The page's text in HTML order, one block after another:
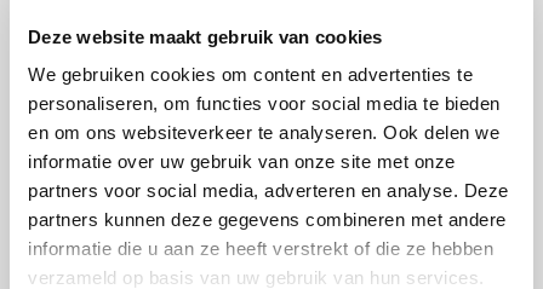
Deze website maakt gebruik van cookies
We gebruiken cookies om content en advertenties te
personaliseren, om functies voor social media te bieden
en om ons websiteverkeer te analyseren. Ook delen we
informatie over uw gebruik van onze site met onze
partners voor social media, adverteren en analyse. Deze
partners kunnen deze gegevens combineren met andere
informatie die u aan ze heeft verstrekt of die ze hebben
verzameld op basis van uw gebruik van hun services.
Sarenza Interhome Schiesser Bolt Energie